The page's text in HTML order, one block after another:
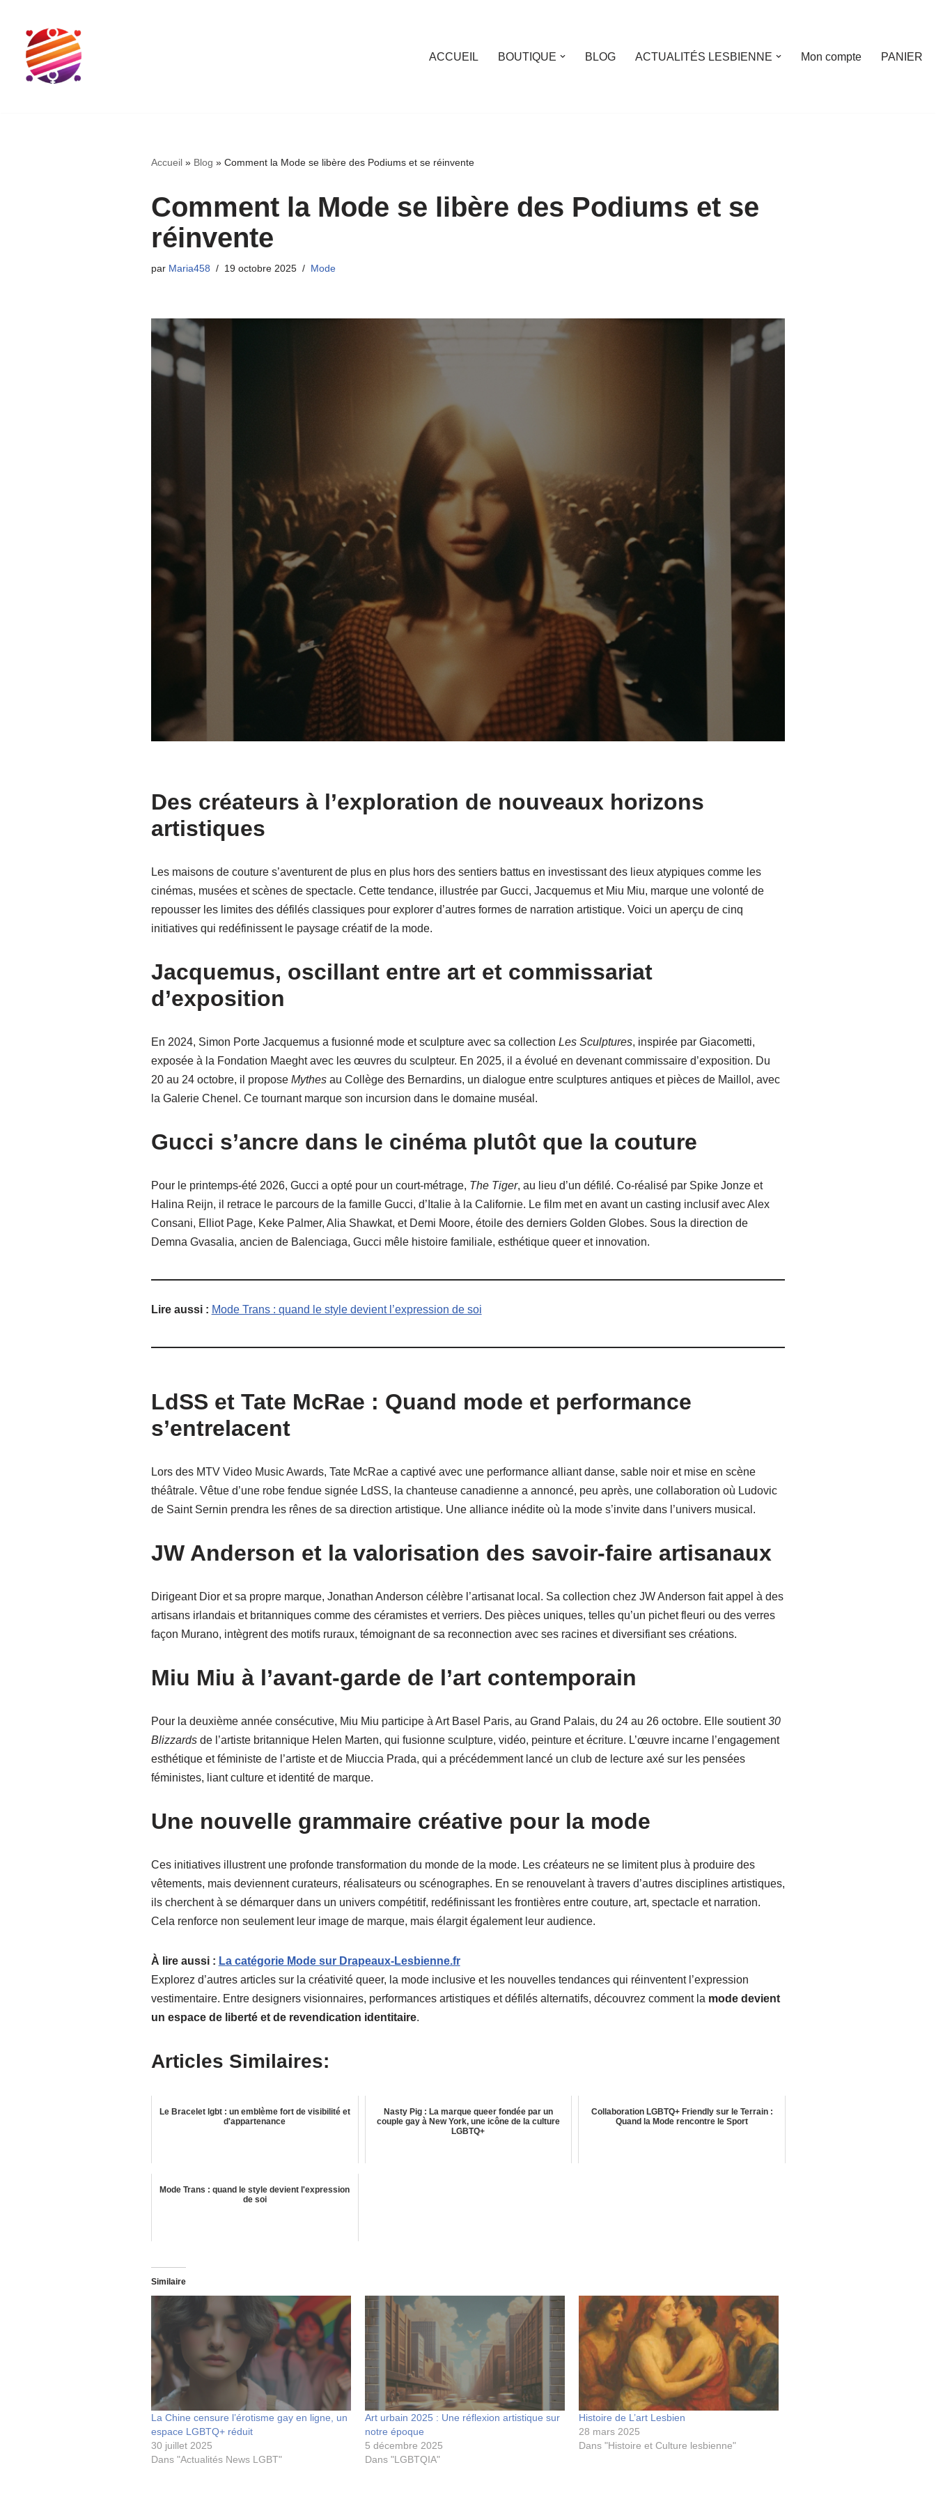
Aller
contenu
ACCUEIL BOUTIQUE BLOG ACTUALITÉS LESBIENNE Mon compte PANIER
Accueil» Blog » Comment la Mode se libère des Podiums et se réinvente
Comment la Mode se libère des Podiums et se
réinvente
par Maria458 19 octobre 2025 Mode
Des créateurs à l’exploration de nouveaux horizons
artistiques
Les maisons de couture s’aventurent de plus en plus hors des sentiers battus en investissant des lieux atypiques comme les
cinémas, musées et scènes de spectacle. Cette tendance, illustrée par Gucci, Jacquemus et Miu Miu, marque une volonté de
repousser les limites des défilés classiques pour explorer d’autres formes de narration artistique. Voici un aperçu de cinq
initiatives qui redéfinissent le paysage créatif de la mode.
Jacquemus, oscillant entre art et commissariat
d’exposition
En 2024, Simon Porte Jacquemus a fusionné mode et sculpture avec sa collection Les Sculptures, inspirée par Giacometti,
exposée à la Fondation Maeght avec les œuvres du sculpteur. En 2025, il a évolué en devenant commissaire d’exposition. Du
20 au 24 octobre, il propose Mythesau Collège des Bernardins, un dialogue entre sculptures antiques et pièces de Maillol, avec
la Galerie Chenel. Ce tournant marque son incursion dans le domaine muséal.
Gucci s’ancre dans le cinéma plutôt que la couture
Pour le printemps-été 2026, Gucci a opté pour un court-métrage, The Tiger, au lieu d’un défilé. Co-réalisé par Spike Jonze et
Halina Reijn, il retrace le parcours de la famille Gucci, d’Italie à la Californie. Le film met en avant un casting inclusif avec Alex
Consani, Elliot Page, Keke Palmer, Alia Shawkat, et Demi Moore, étoile des derniers Golden Globes. Sous la direction de
Demna Gvasalia, ancien de Balenciaga, Gucci mêle histoire familiale, esthétique queer et innovation.
Lire aussi : Mode Trans : quand le style devient l’expression de soi
LdSS et Tate McRae : Quand mode et performance
s’entrelacent
Lors des MTV Video Music Awards, Tate McRae a captivé avec une performance alliant danse, sable noir et mise en scène
théâtrale. Vêtue d’une robe fendue signée LdSS, la chanteuse canadienne a annoncé, peu après, une collaboration où Ludovic
de Saint Sernin prendra les rênes de sa direction artistique. Une alliance inédite où la mode s’invite dans l’univers musical.
JW Anderson et la valorisation des savoir-faire artisanaux
Dirigeant Dior et sa propre marque, Jonathan Anderson célèbre l’artisanat local. Sa collection chez JW Anderson fait appel à des
artisans irlandais et britanniques comme des céramistes et verriers. Des pièces uniques, telles qu’un pichet fleuri ou des verres
façon Murano, intègrent des motifs ruraux, témoignant de sa reconnection avec ses racines et diversifiant ses créations.
Miu Miu à l’avant-garde de l’art contemporain
Pour la deuxième année consécutive, Miu Miu participe à Art Basel Paris, au Grand Palais, du 24 au 26 octobre. Elle soutient30
Blizzardsde l’artiste britannique Helen Marten, qui fusionne sculpture, vidéo, peinture et écriture. L’œuvre incarne l’engagement
esthétique et féministe de l’artiste et de Miuccia Prada, qui a précédemment lancé un club de lecture axé sur les pensées
féministes, liant culture et identité de marque.
Une nouvelle grammaire créative pour la mode
Ces initiatives illustrent une profonde transformation du monde de la mode. Les créateurs ne se limitent plus à produire des
vêtements, mais deviennent curateurs, réalisateurs ou scénographes. En se renouvelant à travers d’autres disciplines artistiques,
ils cherchent à se démarquer dans un univers compétitif, redéfinissant les frontières entre couture, art, spectacle et narration.
Cela renforce non seulement leur image de marque, mais élargit également leur audience.
À lire aussi : La catégorie Mode sur Drapeaux-Lesbienne.fr
Explorez d’autres articles sur la créativité queer, la mode inclusive et les nouvelles tendances qui réinventent l’expression
vestimentaire. Entre designers visionnaires, performances artistiques et défilés alternatifs, découvrez comment la mode devient
un espace de liberté et de revendication identitaire.
Articles Similaires:
Le Bracelet lgbt : un emblème fort de visibilité et
d'appartenance
Nasty Pig : La marque queer fondée par un
couple gay à New York, une icône de la culture
LGBTQ+
Collaboration LGBTQ+ Friendly sur le Terrain :
Quand la Mode rencontre le Sport
Mode Trans : quand le style devient l'expression
de soi
Similaire
La Chine censure l’érotisme gay en ligne, un
espace LGBTQ+ réduit
30 juillet 2025
Dans "Actualités News LGBT"
Art urbain 2025 : Une réflexion artistique sur
notre époque
5 décembre 2025
Dans "LGBTQIA"
Histoire de L’art Lesbien
28 mars 2025
Dans "Histoire et Culture lesbienne"